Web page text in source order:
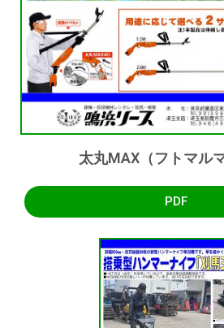
太丸MAX（フトマル
PDF